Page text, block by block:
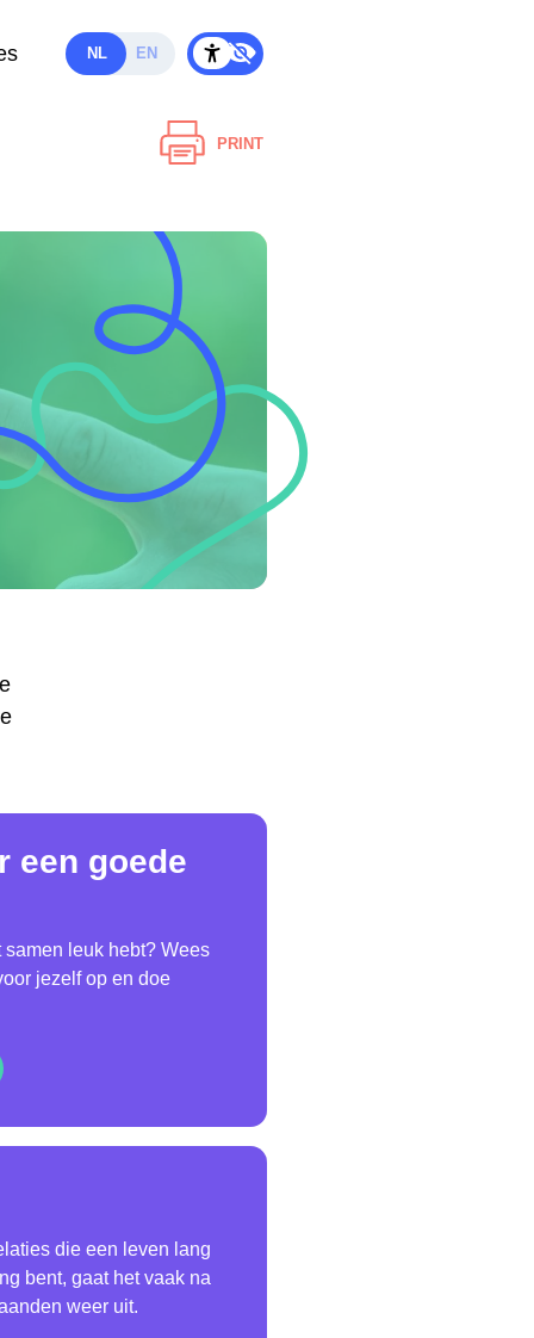
NL EN
PRINT
een goede
samen leuk hebt? Wees
jezelf op en doe
die een leven lang
bent, gaat het vaak na
weer uit.